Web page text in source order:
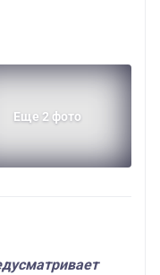
Еще 2 фото